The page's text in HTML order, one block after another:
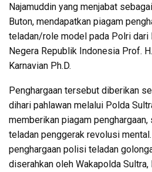
Najamuddin yang menjabat
Buton, mendapatkan piagam
teladan/role model pada Polri dari
Negera Republik Indonesia Prof.
Karnavian Ph.D.
Penghargaan tersebut diberikan
dihari pahlawan melalui Polda
memberikan piagam
teladan penggerak revolusi
penghargaan polisi teladan
diserahkan oleh Wakapolda